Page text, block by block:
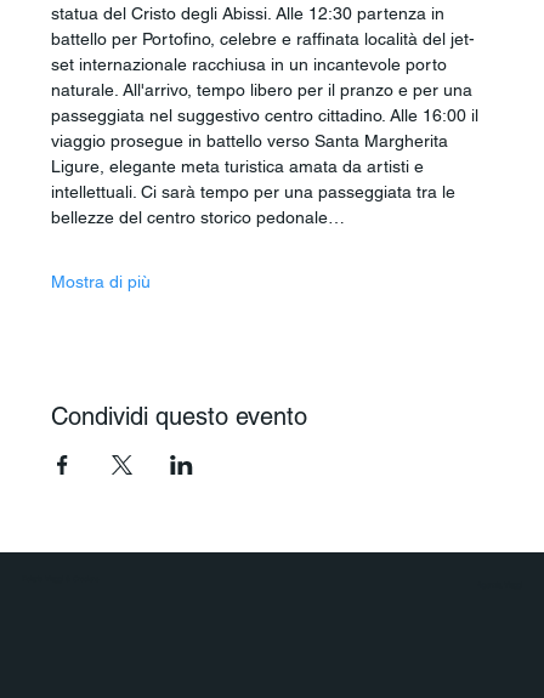
statua del Cristo degli Abissi. Alle 12:30 partenza in
battello per Portofino, celebre e raffinata località del jet-
set internazionale racchiusa in un incantevole porto
naturale. All'arrivo, tempo libero per il pranzo e per una
passeggiata nel suggestivo centro cittadino. Alle 16:00 il
viaggio prosegue in battello verso Santa Margherita
Ligure, elegante meta turistica amata da artisti e
intellettuali. Ci sarà tempo per una passeggiata tra le
bellezze del centro storico pedonale…
Mostra di più
Condividi questo evento